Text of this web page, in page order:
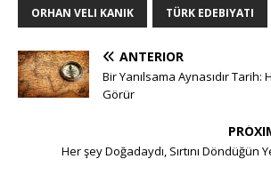
ORHAN VELI KANIK TÜRK EDEBIYATI
ANTERIOR
Bir Yanılsama Aynasıdır
Görür
Her şey Doğadaydı, Sırtını Döndüğün